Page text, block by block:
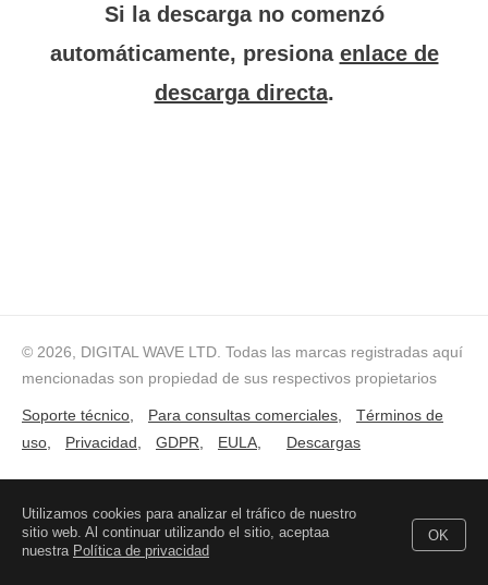
Utilizamos cookies para analizar el tráfico de nuestro
sitio web. Al continuar utilizando el sitio, aceptaa
nuestra Política de privacidad
OK
Si la descarga no comenzó
automáticamente, presiona enlace de
descarga directa.
© 2026, DIGITAL WAVE LTD. Todas las marcas registradas aquí
mencionadas son propiedad de sus respectivos propietarios
Soporte técnico Para consultas comerciales
Términos de
uso
Privacidad GDPR EULA Descargas